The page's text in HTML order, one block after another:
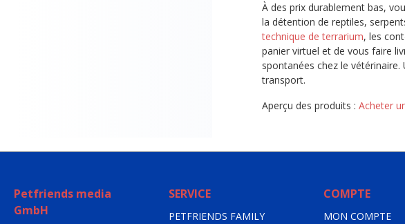
À des prix durablement bas,
la détention de reptiles,
technique de terrarium, les
panier virtuel et de vous faire
spontanées chez le
transport.
Aperçu des produits : Acheter
Petfriends media
GmbH
SERVICE
PETFRIENDS FAMILY
COMPTE
MON COMPTE